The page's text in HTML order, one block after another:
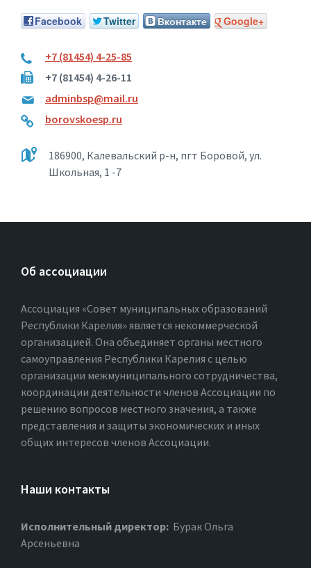
Facebook Twitter Вконтакте Google+
+7 (81454) 4-25-85
+7 (81454) 4-26-11
adminbsp@mail.ru
borovskoesp.ru
186900, Калевальский р-н, пгт Боровой, ул.
Школьная, 1 -7
Об ассоциации
Ассоциация «Совет муниципальных образований
Республики Карелия» является некоммерческой
организацией. Она объединяет органы местного
самоуправления Республики Карелия с целью
организации межмуниципального сотрудничества,
координации деятельности членов Ассоциации по
решению вопросов местного значения, а также
представления и защиты экономических и иных
общих интересов членов Ассоциации.
Наши контакты
Исполнительный директор: Бурак Ольга
Арсеньевна